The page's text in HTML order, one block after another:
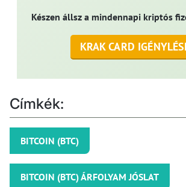
Készen állsz a mindennapi kriptós
KRAK CARD
Címkék:
BITCOIN (BTC)
BITCOIN (BTC) ÁRFOLYAM JÓSLAT